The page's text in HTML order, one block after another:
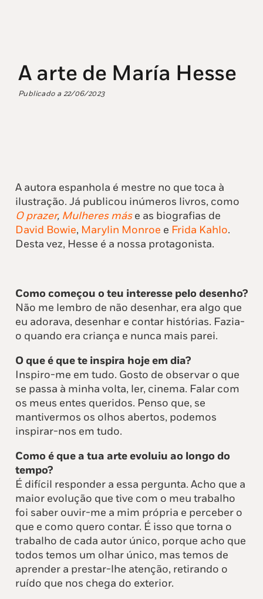
A arte de María Hesse
Publicado a 22/06/2023
A autora espanhola é mestre no que toca à
ilustração. Já publicou inúmeros livros, como
O prazer, Mulheres máse as biografias de
David Bowie, Marylin Monroe e Frida Kahlo.
Desta vez, Hesse é a nossa protagonista.
Como começou o teu interesse pelo desenho?
Não me lembro de não desenhar, era algo que
eu adorava, desenhar e contar histórias. Fazia-
o quando era criança e nunca mais parei.
O que é que te inspira hoje em dia?
Inspiro-me em tudo. Gosto de observar o que
se passa à minha volta, ler, cinema. Falar com
os meus entes queridos. Penso que, se
mantivermos os olhos abertos, podemos
inspirar-nos em tudo.
Como é que a tua arte evoluiu ao longo do
tempo?
É difícil responder a essa pergunta. Acho que a
maior evolução que tive com o meu trabalho
foi saber ouvir-me a mim própria e perceber o
que e como quero contar. É isso que torna o
trabalho de cada autor único, porque acho que
todos temos um olhar único, mas temos de
aprender a prestar-lhe atenção, retirando o
ruído que nos chega do exterior.